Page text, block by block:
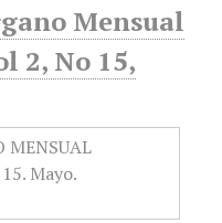
Mensual
2, No 15,